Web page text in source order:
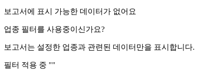
보고서에 표시 가능한 데이터가 없어요
업종 필터를 사용중이신가요?
보고서는 설정한 업종과 관련된 데이터만을 표시합니다.
필터 적용 중 ""